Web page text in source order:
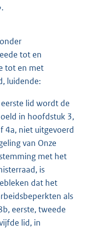
tot en
tot en met
luidende:
lid wordt de
in hoofdstuk 3,
4a, niet uitgevoerd
van Onze
met het
is
dat het
als
eerste, tweede
lid, in